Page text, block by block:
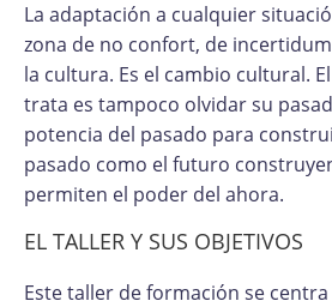
La adaptación a cualquier
zona de no confort, de
la cultura. Es el cambio cultural.
trata es tampoco olvidar su
potencia del pasado para
pasado como el futuro
permiten el poder del ahora.
EL TALLER Y SUS OBJETIVOS
Este taller de formación se